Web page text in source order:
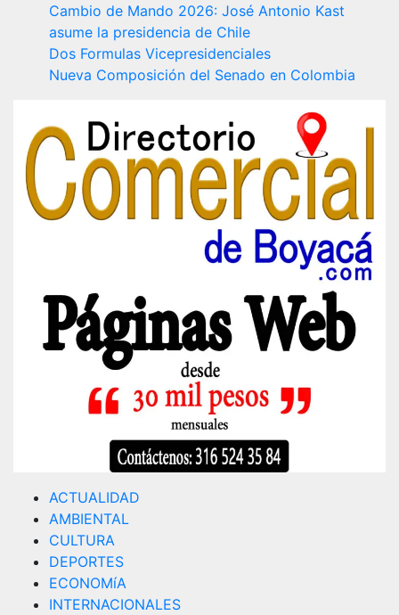
Cambio de Mando 2026: José Antonio Kast
asume la presidencia de Chile
Dos Formulas Vicepresidenciales
Nueva Composición del Senado en Colombia
ACTUALIDAD
AMBIENTAL
CULTURA
DEPORTES
ECONOMíA
INTERNACIONALES